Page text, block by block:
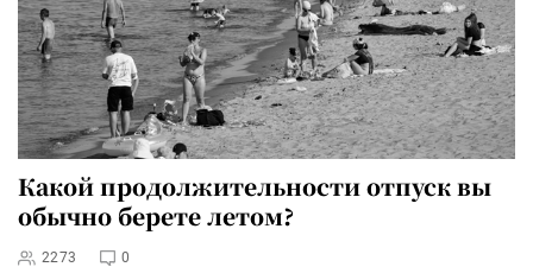
Какой продолжительности отпуск вы
обычно берете летом?
2273 0